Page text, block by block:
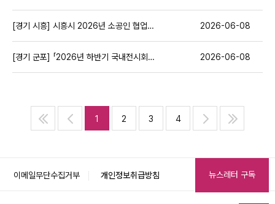
[경기 시흥] 시흥시 2026년 소공인 협업 활성화 지원사업 모집 공고 2026-06-08
[경기 군포] 「2026년 하반기 국내전시회 개별참가 지원사업」 ( ~ 6/19) 2026-06-08
1 2 3 4
이메일무단수집거부 개인정보취급방침 뉴스레터 구독